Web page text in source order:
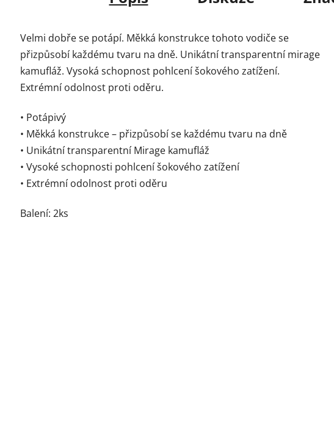
Velmi dobře se potápí. Měkká konstrukce tohoto vodiče se
přizpůsobí každému tvaru na dně. Unikátní transparentní mirage
kamufláž. Vysoká schopnost pohlcení šokového zatížení.
Extrémní odolnost proti oděru.
• Potápivý
• Měkká konstrukce – přizpůsobí se každému tvaru na dně
• Unikátní transparentní Mirage kamufláž
• Vysoké schopnosti pohlcení šokového zatížení
• Extrémní odolnost proti oděru
Balení: 2ks